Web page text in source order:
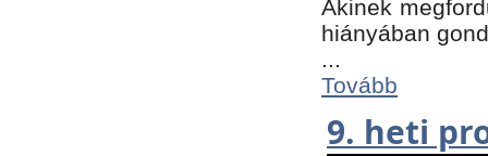
Akinek
hiányában
...
Tovább
9. heti